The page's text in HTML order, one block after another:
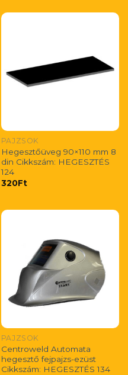
PAJZSOK
Hegesztőüveg 90×110 mm 8
din Cikkszám: HEGESZTÉS
124
320Ft
PAJZSOK
Centroweld Automata
hegesztő fejpajzs-ezüst
Cikkszám: HEGESZTÉS 134